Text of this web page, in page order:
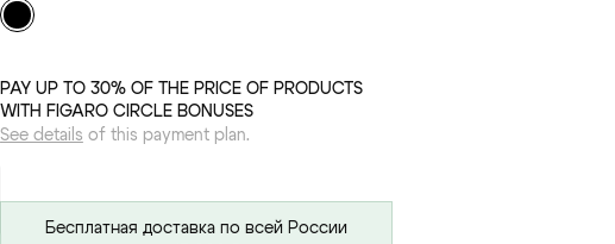
PAY UP TO 30% OF THE PRICE OF PRODUCTS
WITH FIGARO CIRCLE BONUSES
See details of this payment plan.
Бесплатная доставка по всей России